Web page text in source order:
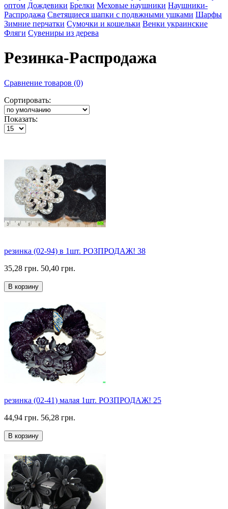
оптом Дождевики Брелки Меховые наушники Наушники-
Распродажа Светящиеся шапки с подвжными ушками Шарфы
Зимние перчатки Сумочки и кошельки Венки украинские
Фляги Сувениры из дерева
Резинка-Распродажа
Сравнение товаров (0)
Сортировать:
Показать:
резинка (02-94) в 1шт. РОЗПРОДАЖ! 38
35,28 грн. 50,40 грн.
В корзину
резинка (02-41) малая 1шт. РОЗПРОДАЖ! 25
44,94 грн. 56,28 грн.
В корзину